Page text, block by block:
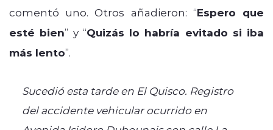
comentó uno. Otros añadieron: “Espero que
esté bien” y “Quizás lo habría evitado si iba
más lento”.
Sucedió esta tarde en El Quisco. Registro
del accidente vehicular ocurrido en